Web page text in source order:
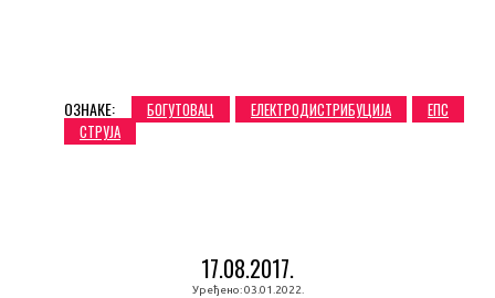
ОЗНАКЕ: БОГУТОВАЦ ЕЛЕКТРОДИСТРИБУЦИЈА
ЕПС
СТРУЈА
17.08.2017.
Уређено: 03.01.2022.